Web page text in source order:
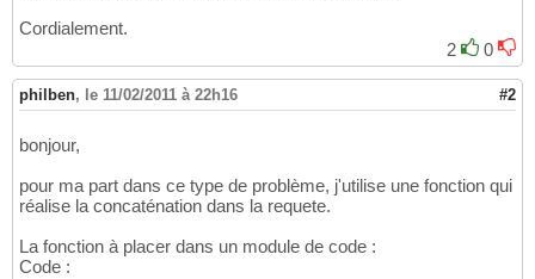
16
End Function
Cordialement.
2
0
philben, le 11/02/2011 à 22h16 #2
bonjour,
pour ma part dans ce type de problème, j'utilise une fonction qui
réalise la concaténation dans la requete.
La fonction à placer dans un module de code :
Code :